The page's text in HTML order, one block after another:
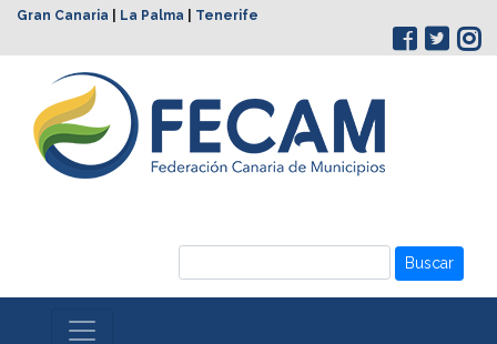
Gran Canaria La Palma Tenerife
Buscar